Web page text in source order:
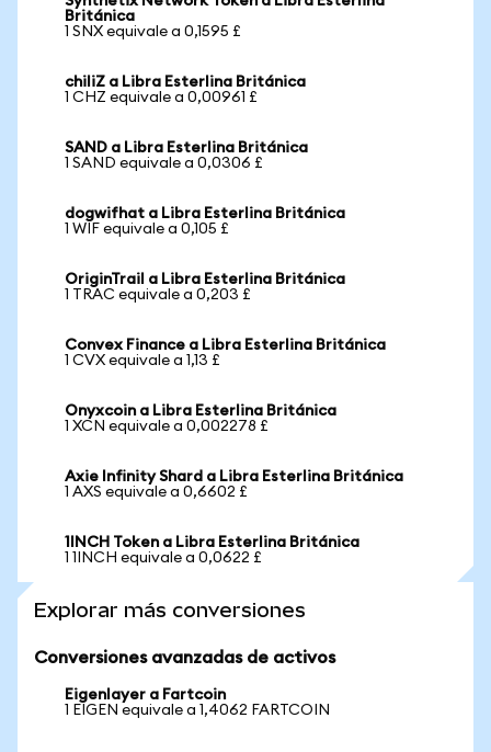
Británica
1 SNX equivale a 0,1595 £
chiliZ a Libra Esterlina Británica
1 CHZ equivale a 0,00961 £
SAND a Libra Esterlina Británica
1 SAND equivale a 0,0306 £
dogwifhat a Libra Esterlina Británica
1 WIF equivale a 0,105 £
OriginTrail a Libra Esterlina Británica
1 TRAC equivale a 0,203 £
Convex Finance a Libra Esterlina Británica
1 CVX equivale a 1,13 £
Onyxcoin a Libra Esterlina Británica
1 XCN equivale a 0,002278 £
Axie Infinity Shard a Libra Esterlina Británica
1 AXS equivale a 0,6602 £
1INCH Token a Libra Esterlina Británica
1 1INCH equivale a 0,0622 £
Explorar más conversiones
Conversiones avanzadas de activos
Eigenlayer a Fartcoin
1 EIGEN equivale a 1,4062 FARTCOIN